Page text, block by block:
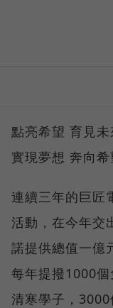
點亮希望 育見
實現夢想 奔向
連續三年的巨匠
活動，在今年交
諾提供總值一億
每年提撥1000
清寒學子，